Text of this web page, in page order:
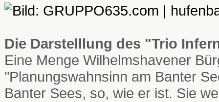
Die Darstelllung des "Trio
Eine Menge Wilhelmshavener
"Planungswahnsinn am Banter
Banter Sees, so, wie er ist. Sie